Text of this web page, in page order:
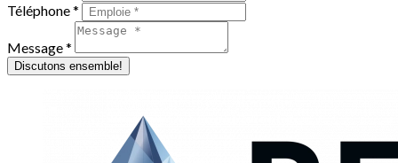
Téléphone *
Message *
Discutons ensemble!